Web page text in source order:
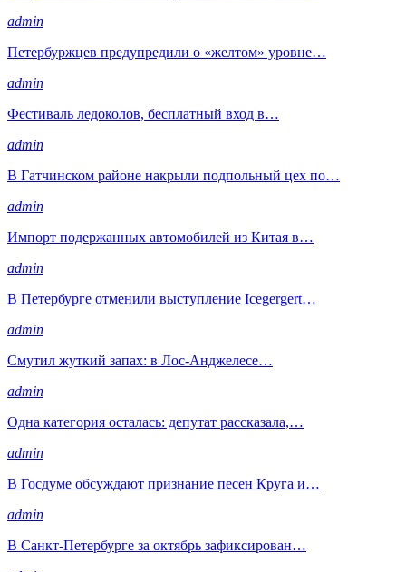
admin
Петербуржцев предупредили о «желтом» уровне…
admin
Фестиваль ледоколов, бесплатный вход в…
admin
В Гатчинском районе накрыли подпольный цех по…
admin
Импорт подержанных автомобилей из Китая в…
admin
В Петербурге отменили выступление Icegergert…
admin
Смутил жуткий запах: в Лос-Анджелесе…
admin
Одна категория осталась: депутат рассказала,…
admin
В Госдуме обсуждают признание песен Круга и…
admin
В Санкт-Петербурге за октябрь зафиксирован…